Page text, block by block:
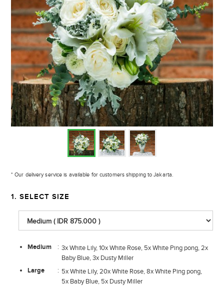
* Our delivery service is available for customers shipping to Jakarta.
1. SELECT SIZE
Medium : 3x White Lily, 10x White Rose, 5x White Ping pong, 2x
Baby Blue, 3x Dusty Miller
Large
: 5x White Lily, 20x White Rose, 8x White Ping pong,
5x Baby Blue, 5x Dusty Miller